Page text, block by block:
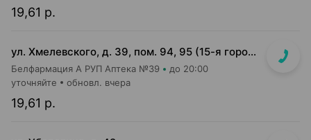
19,61 р.
ул. Хмелевского, д. 39, пом. 94, 95 (15-я городская п-ка)
Белфармация А РУП Аптека №39 до 20:00
19,61 р.
уточняйте обновл. вчера